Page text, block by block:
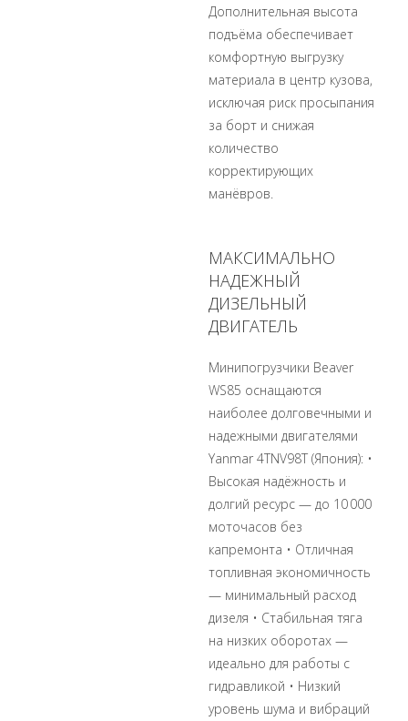
Дополнительная высота
подъёма обеспечивает
комфортную выгрузку
материала в центр кузова,
исключая риск просыпания
за борт и снижая
количество
корректирующих
манёвров.
МАКСИМАЛЬНО
НАДЕЖНЫЙ
ДИЗЕЛЬНЫЙ
ДВИГАТЕЛЬ
Минипогрузчики Beaver
WS85 оснащаются
наиболее долговечными и
надежными двигателями
Yanmar 4TNV98T (Япония): •
Высокая надёжность и
долгий ресурс — до 10 000
моточасов без
капремонта • Отличная
топливная экономичность
— минимальный расход
дизеля • Стабильная тяга
на низких оборотах —
идеально для работы с
гидравликой • Низкий
уровень шума и вибраций